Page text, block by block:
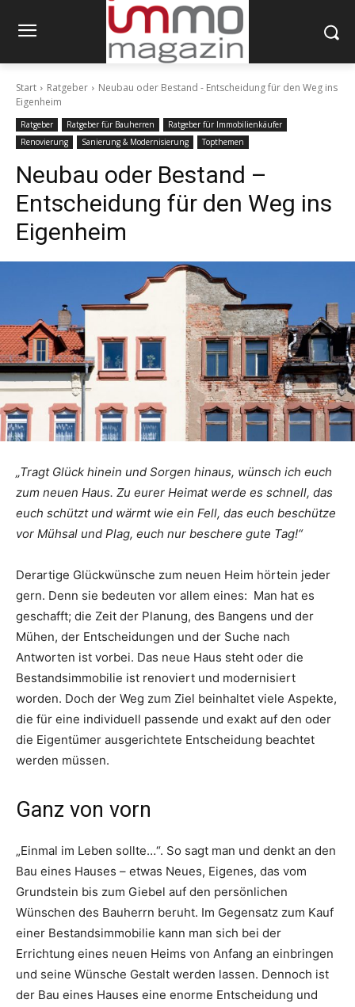
Start Ratgeber
Neubau oder Bestand - Entscheidung für den Weg ins
Eigenheim
Ratgeber Ratgeber für Bauherren
Ratgeber für Immobilienkäufer
Renovierung
Sanierung & Modernisierung Topthemen
Neubau oder Bestand –
Entscheidung für den Weg ins
Eigenheim
„Tragt Glück hinein und Sorgen hinaus, wünsch ich euch
zum neuen Haus. Zu eurer Heimat werde es schnell, das
euch schützt und wärmt wie ein Fell, das euch beschütze
vor Mühsal und Plag, euch nur beschere gute Tag!“
Derartige Glückwünsche zum neuen Heim hörtein jeder
gern. Denn sie bedeuten vor allem eines: Man hat es
geschafft; die Zeit der Planung, des Bangens und der
Mühen, der Entscheidungen und der Suche nach
Antworten ist vorbei. Das neue Haus steht oder die
Bestandsimmobilie ist renoviert und modernisiert
worden. Doch der Weg zum Ziel beinhaltet viele Aspekte,
die für eine individuell passende und exakt auf den oder
die Eigentümer ausgerichtete Entscheidung beachtet
werden müssen.
Ganz von vorn
„Einmal im Leben sollte…“. So sagt man und denkt an den
Bau eines Hauses – etwas Neues, Eigenes, das vom
Grundstein bis zum Giebel auf den persönlichen
Wünschen des Bauherrn beruht. Im Gegensatz zum Kauf
einer Bestandsimmobilie kann man sich bei der
Errichtung eines neuen Heims von Anfang an einbringen
und seine Wünsche Gestalt werden lassen. Dennoch ist
der Bau eines Hauses eine enorme Entscheidung und